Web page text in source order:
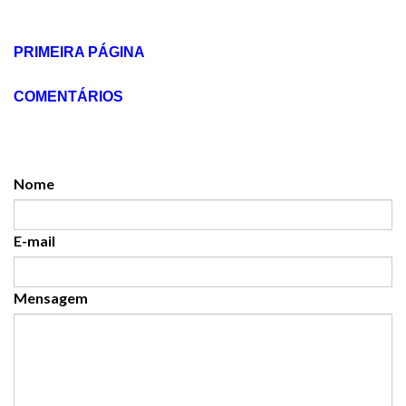
PRIMEIRA PÁGINA
COMENTÁRIOS
Nome
E-mail
Mensagem